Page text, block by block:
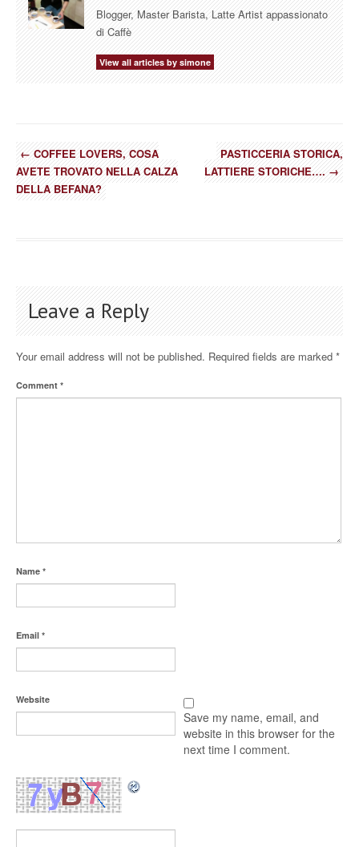
Blogger, Master Barista, Latte Artist appassionato
di Caffè
View all articles by simone
←COFFEE LOVERS, COSA
AVETE TROVATO NELLA CALZA
DELLA BEFANA?
PASTICCERIA STORICA,
LATTIERE STORICHE….→
Leave a Reply
Your email address will not be published. Required fields are marked *
Comment *
Name *
Email *
Website
Save my name, email, and
website in this browser for the
next time I comment.